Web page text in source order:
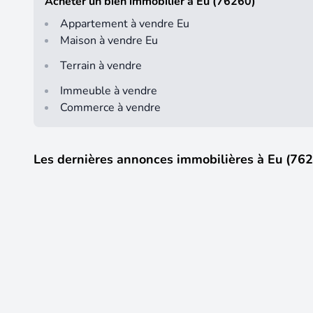
Appartement à vendre Eu
Maison à vendre Eu
Terrain à vendre
Immeuble à vendre
Commerce à vendre
Les dernières annonces immobilières à Eu